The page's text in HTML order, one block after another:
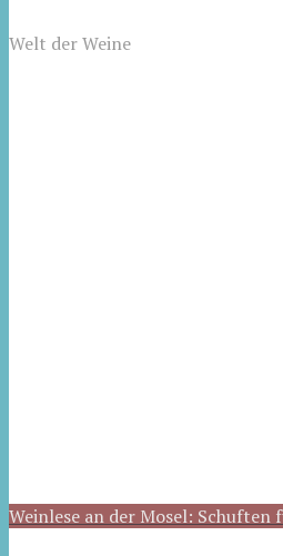
Welt der Weine
Weinlese an der Mosel: Schuften